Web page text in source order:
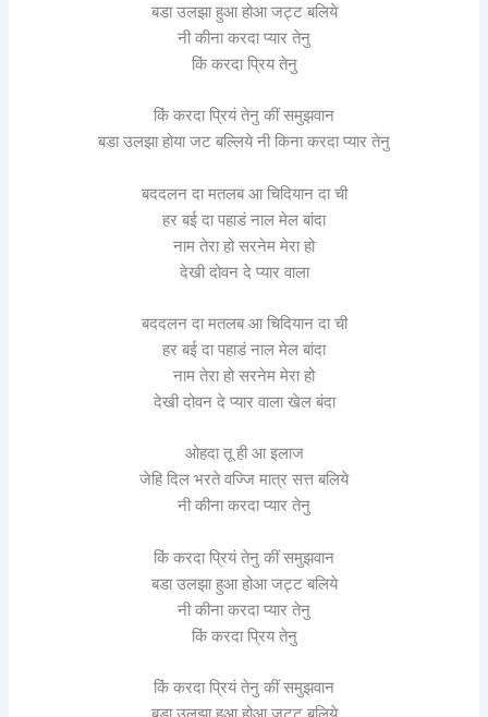
बडा उलझा हुआ होआ जट्ट बलिये
नी कीना करदा प्यार तेनु
किं करदा प्रिय तेनु
किं करदा प्रियं तेनु कीं समुझवान
बडा उलझा होया जट बल्लिये नी किना करदा प्यार तेनु
बददलन दा मतलब आ चिदियान दा ची
हर बई दा पहाडं नाल मेल बांदा
नाम तेरा हो सरनेम मेरा हो
देखी दोवन दे प्यार वाला
बददलन दा मतलब आ चिदियान दा ची
हर बई दा पहाडं नाल मेल बांदा
नाम तेरा हो सरनेम मेरा हो
देखी दोवन दे प्यार वाला खेल बंदा
ओहदा तू ही आ इलाज
जेहि दिल भरते वज्जि मात्र सत्त बलिये
नी कीना करदा प्यार तेनु
किं करदा प्रियं तेनु कीं समुझवान
बडा उलझा हुआ होआ जट्ट बलिये
नी कीना करदा प्यार तेनु
किं करदा प्रिय तेनु
किं करदा प्रियं तेनु कीं समुझवान